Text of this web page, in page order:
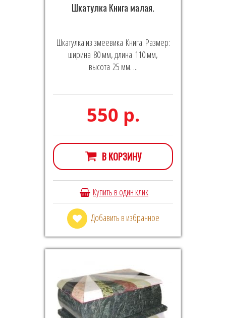
Шкатулка Книга малая.
Шкатулка из змеевика Книга. Размер:
ширина 80 мм, длина 110 мм,
высота 25 мм. ...
550 р.
В КОРЗИНУ
Купить в один клик
Добавить в избранное